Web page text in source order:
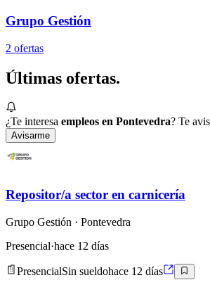
Grupo Gestión
2 ofertas
Últimas ofertas.
¿Te interesa empleos en Pontevedra? Te
Avisarme
Repositor/a sector en carnicería
Grupo Gestión · Pontevedra
Presencial·hace 12 días
PresencialSin sueldohace 12 días